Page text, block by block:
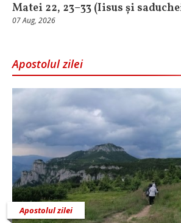
Matei 22, 23–33 (Iisus și
07 Aug, 2026
Apostolul zilei
Apostolul zilei